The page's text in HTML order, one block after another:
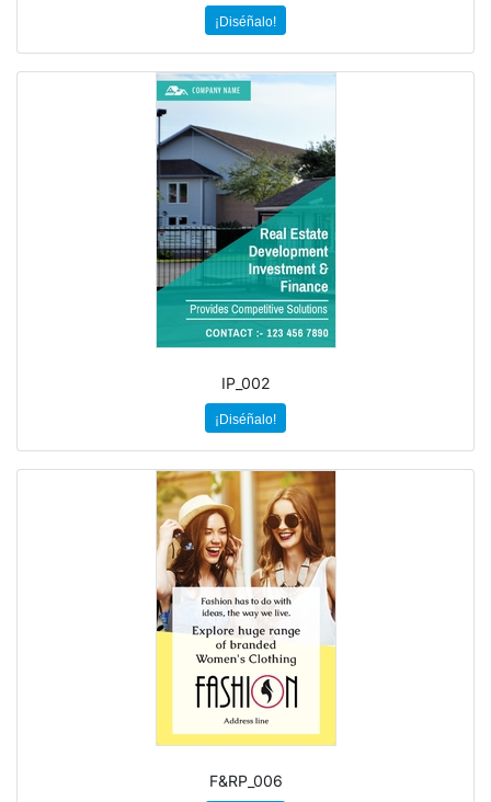
¡Diséñalo!
IP_002
¡Diséñalo!
F&RP_006